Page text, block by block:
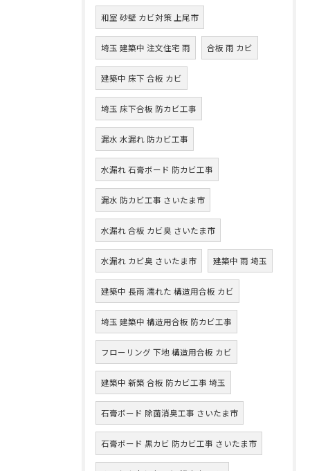
和室 砂壁 カビ対策 上尾市
埼玉 建築中 注文住宅 雨 合板 雨 カビ
建築中 床下 合板 カビ
埼玉 床下合板 防カビ工事
漏水 水漏れ 防カビ工事
水漏れ 石膏ボード 防カビ工事
漏水 防カビ工事 さいたま市
水漏れ 合板 カビ臭 さいたま市
水漏れ カビ臭 さいたま市 建築中 雨 埼玉
建築中 長雨 濡れた 構造用合板 カビ
埼玉 建築中 構造用合板 防カビ工事
フローリング 下地 構造用合板 カビ
建築中 新築 合板 防カビ工事 埼玉
石膏ボード 除菌消臭工事 さいたま市
石膏ボード 黒カビ 防カビ工事 さいたま市